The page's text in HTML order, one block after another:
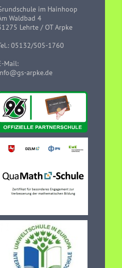
im Hainhoop
Waldbad 4
Lehrte / OT Arpke
05132/505-1760
Mail:
arpke.de